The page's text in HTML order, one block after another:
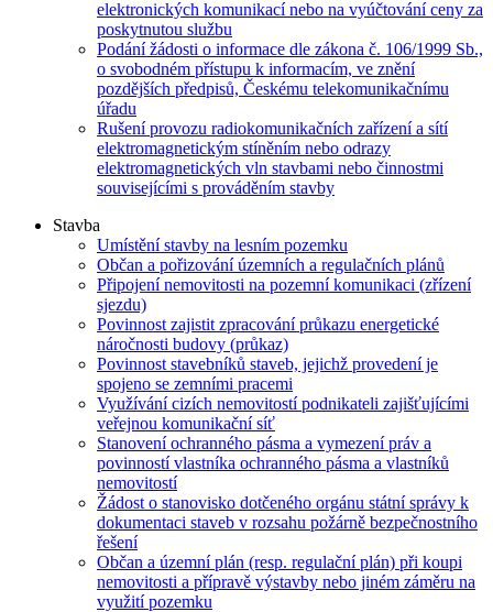
elektronických komunikací nebo na vyúčtování ceny za
poskytnutou službu
Podání žádosti o informace dle zákona č. 106/1999 Sb.,
o svobodném přístupu k informacím, ve znění
pozdějších předpisů, Českému telekomunikačnímu
úřadu
Rušení provozu radiokomunikačních zařízení a sítí
elektromagnetickým stíněním nebo odrazy
elektromagnetických vln stavbami nebo činnostmi
souvisejícími s prováděním stavby
Stavba
Umístění stavby na lesním pozemku
Občan a pořizování územních a regulačních plánů
Připojení nemovitosti na pozemní komunikaci (zřízení
sjezdu)
Povinnost zajistit zpracování průkazu energetické
náročnosti budovy (průkaz)
Povinnost stavebníků staveb, jejichž provedení je
spojeno se zemními pracemi
Využívání cizích nemovitostí podnikateli zajišťujícími
veřejnou komunikační síť
Stanovení ochranného pásma a vymezení práv a
povinností vlastníka ochranného pásma a vlastníků
nemovitostí
Žádost o stanovisko dotčeného orgánu státní správy k
dokumentaci staveb v rozsahu požárně bezpečnostního
řešení
Občan a územní plán (resp. regulační plán) při koupi
nemovitosti a přípravě výstavby nebo jiném záměru na
využití pozemku